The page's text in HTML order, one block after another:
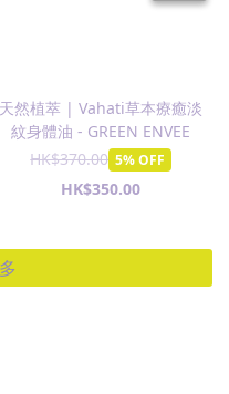
天然植萃 | Vahati草本療癒淡
紋身體油 - GREEN ENVEE
HK$370.00 5% OFF
HK$350.00